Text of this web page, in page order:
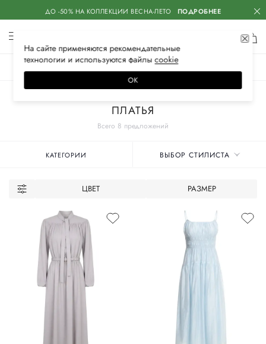
ДО -50% НА КОЛЛЕКЦИИ ВЕСНА-ЛЕТО ПОДРОБНЕЕ
Всего 8 предложений
ПЛАТЬЯ
КАТЕГОРИИ ВЫБОР СТИЛИСТА
ЦВЕТ РАЗМЕР
На сайте применяются рекомендательные
технологии и используются файлысооkiе
ОК